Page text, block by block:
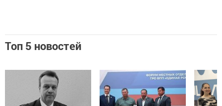
Топ 5 новостей